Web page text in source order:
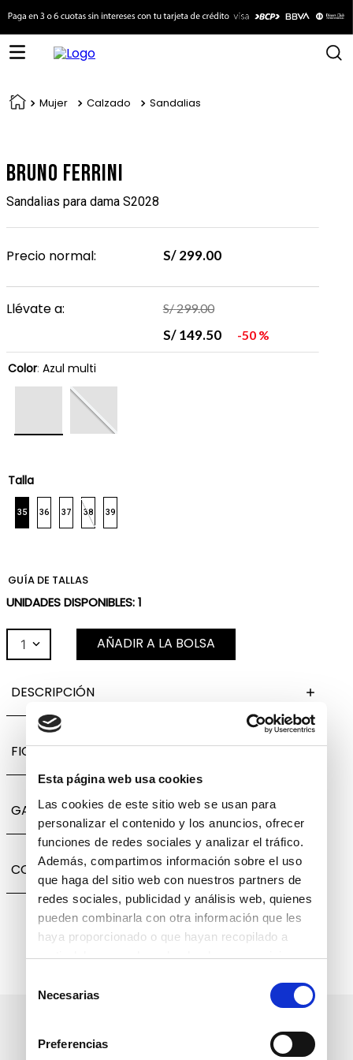
Esta página web usa cookies
Las cookies de este sitio web se usan para
personalizar el contenido y los anuncios, ofrecer
funciones de redes sociales y analizar el tráfico.
Además, compartimos información sobre el uso
que haga del sitio web con nuestros partners de
redes sociales, publicidad y análisis web, quienes
pueden combinarla con otra información que les
haya proporcionado o que hayan recopilado a
partir del uso que haya hecho de sus servicios.
deNecesarias
Preferencias
Mujer Calzado Sandalias
Bruno Ferrini
Sandalias para dama S2028
Precio normal: S/ 299.00
Llévate a: S/299.00
S/ 149.50 50 %
Color: Azul multi
Talla
35 36 37 38 39
GUÍA DE TALLAS
UNIDADES DISPONIBLES:1
1 AÑADIR A LA BOLSA
DESCRIPCIÓN
FICHA TÉCNICA
GARANTÍA, CAMBIOS Y DEVOLUCIONES
COMPARTIR
Suscríbete a nuestro boletín